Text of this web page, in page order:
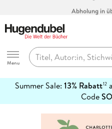
Abholung in
Hugendubel
Menu
Summer Sale: 13% Rabatt12
Code
erfahren